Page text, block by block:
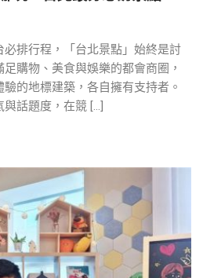
排行程，「台北景點」始終是討
購物、美食與娛樂的都會商圈，
的地標建築，各自擁有支持者。
話題度，在競 […]